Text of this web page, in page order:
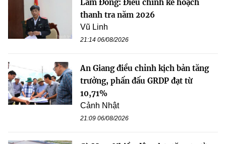
Lâm Đồng: Điều chỉnh kế hoạch
thanh tra năm 2026
Vũ Linh
21:14 06/08/2026
An Giang điều chỉnh kịch bản tăng
trưởng, phấn đấu GRDP đạt từ
10,71%
Cảnh Nhật
21:09 06/08/2026